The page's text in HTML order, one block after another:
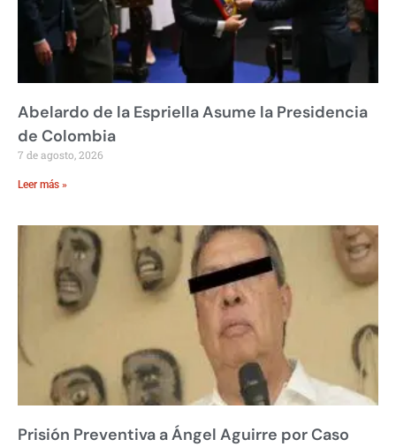
Abelardo de la Espriella Asume la Presidencia
de Colombia
7 de agosto, 2026
Leer más »
Prisión Preventiva a Ángel Aguirre por Caso